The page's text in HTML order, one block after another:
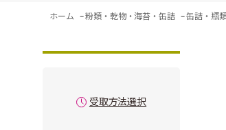
ホーム -粉類・乾物・海苔・缶詰 -缶詰・瓶
受取方法選択